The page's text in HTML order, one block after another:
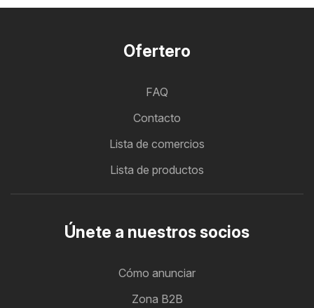
Ofertero
FAQ
Contacto
Lista de comercios
Lista de productos
Únete a nuestros socios
Cómo anunciar
Zona B2B